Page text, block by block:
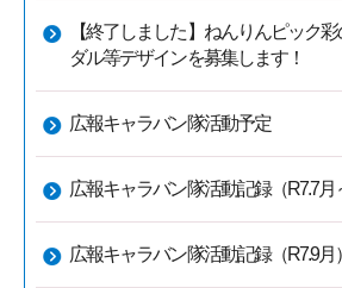
【終了しました】ねんりんピック
ダル等デザインを募集します！
広報キャラバン隊活動予定
広報キャラバン隊活動記録（R7.7月
広報キャラバン隊活動記録（R7.9月）